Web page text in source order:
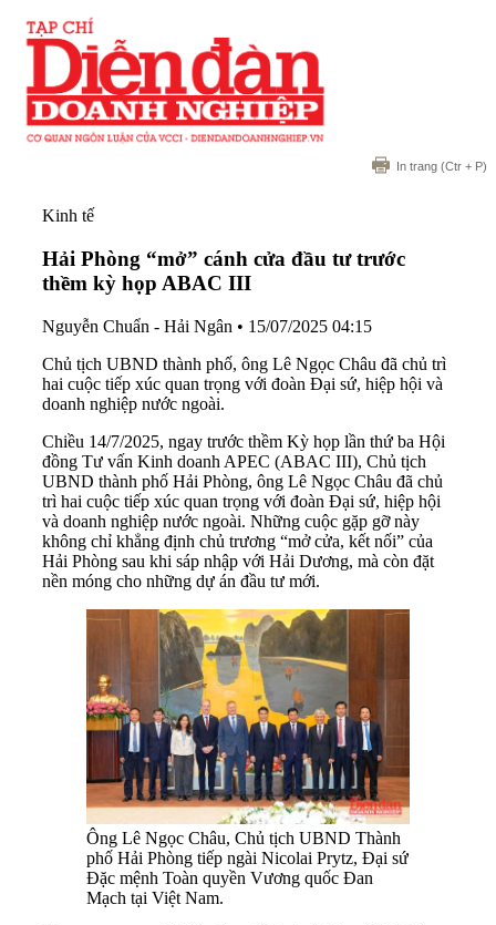
In trang (Ctr + P)
Kinh tế
Hải Phòng “mở” cánh cửa đầu tư trước
thềm kỳ họp ABAC III
Nguyễn Chuẩn - Hải Ngân • 15/07/2025 04:15
Chủ tịch UBND thành phố, ông Lê Ngọc Châu đã chủ trì
hai cuộc tiếp xúc quan trọng với đoàn Đại sứ, hiệp hội và
doanh nghiệp nước ngoài.
Chiều 14/7/2025, ngay trước thềm Kỳ họp lần thứ ba Hội
đồng Tư vấn Kinh doanh APEC (ABAC III), Chủ tịch
UBND thành phố Hải Phòng, ông Lê Ngọc Châu đã chủ
trì hai cuộc tiếp xúc quan trọng với đoàn Đại sứ, hiệp hội
và doanh nghiệp nước ngoài. Những cuộc gặp gỡ này
không chỉ khẳng định chủ trương “mở cửa, kết nối” của
Hải Phòng sau khi sáp nhập với Hải Dương, mà còn đặt
nền móng cho những dự án đầu tư mới.
Ông Lê Ngọc Châu, Chủ tịch UBND Thành
phố Hải Phòng tiếp ngài Nicolai Prytz, Đại sứ
Đặc mệnh Toàn quyền Vương quốc Đan
Mạch tại Việt Nam.